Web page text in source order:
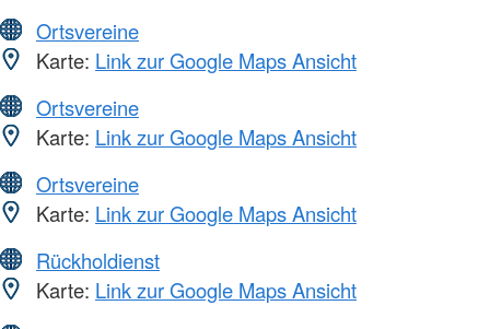
Ortsvereine
Karte: Link zur Google Maps Ansicht
Ortsvereine
Karte: Link zur Google Maps Ansicht
Ortsvereine
Karte: Link zur Google Maps Ansicht
Rückholdienst
Karte: Link zur Google Maps Ansicht